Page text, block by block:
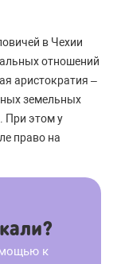
в Чехии
отношений
аристократия –
земельных
При этом у
право на
к